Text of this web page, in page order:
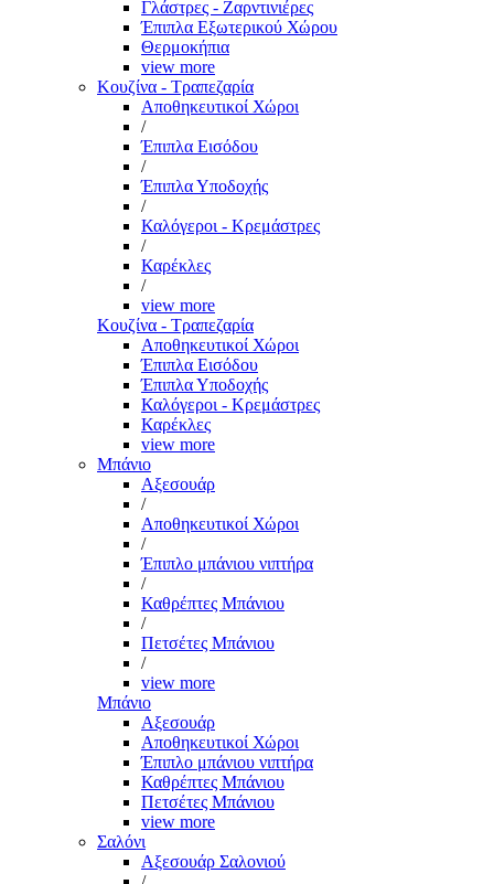
Γλάστρες - Ζαρντινιέρες
Έπιπλα Εξωτερικού Χώρου
Θερμοκήπια
view more
Κουζίνα - Τραπεζαρία
Αποθηκευτικοί Χώροι
/
Έπιπλα Εισόδου
/
Έπιπλα Υποδοχής
/
Καλόγεροι - Κρεμάστρες
/
Καρέκλες
/
view more
Κουζίνα - Τραπεζαρία
Αποθηκευτικοί Χώροι
Έπιπλα Εισόδου
Έπιπλα Υποδοχής
Καλόγεροι - Κρεμάστρες
Καρέκλες
view more
Μπάνιο
Αξεσουάρ
/
Αποθηκευτικοί Χώροι
/
Έπιπλο μπάνιου νιπτήρα
/
Καθρέπτες Μπάνιου
/
Πετσέτες Μπάνιου
/
view more
Μπάνιο
Αξεσουάρ
Αποθηκευτικοί Χώροι
Έπιπλο μπάνιου νιπτήρα
Καθρέπτες Μπάνιου
Πετσέτες Μπάνιου
view more
Σαλόνι
Αξεσουάρ Σαλονιού